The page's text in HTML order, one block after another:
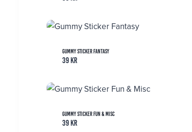
Gummy Sticker Fantasy
39kr
Gummy Sticker Fun & Misc
39kr